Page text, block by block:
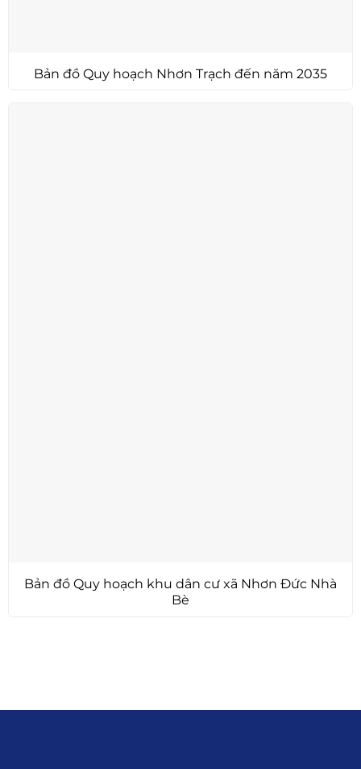
Bản đồ Quy hoạch Nhơn Trạch đến năm 2035
Bản đồ Quy hoạch khu dân cư xã Nhơn Đức Nhà
Bè